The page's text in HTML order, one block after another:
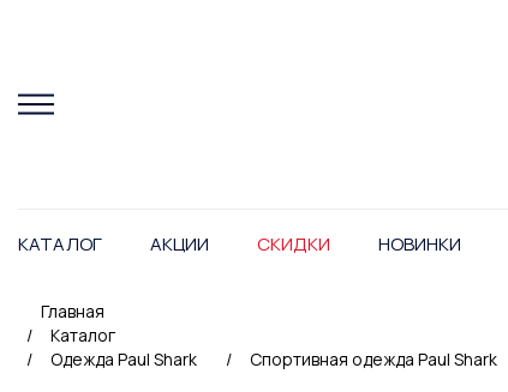
КАТАЛОГ АКЦИИ СКИДКИ НОВИНКИ
Главная
/
Каталог
/
Одежда Paul Shark / Спортивная одежда Paul Shark